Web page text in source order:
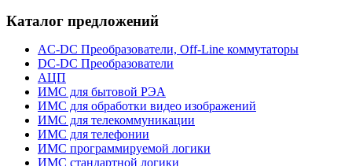
Каталог предложений
AC-DC Преобразователи, Off-Line коммутаторы
DC-DC Преобразователи
АЦП
ИМС для бытовой РЭА
ИМС для обработки видео изображений
ИМС для телекоммуникации
ИМС для телефонии
ИМС программируемой логики
ИМС стандартной логики